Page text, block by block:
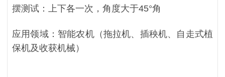
摆测试：上下各一次，角度大于45°角
应用领域：智能农机（拖拉机、插秧机、自走式植
保机及收获机械）